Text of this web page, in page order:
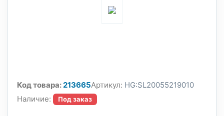
Код товара:213665Артикул: HG:SL20055219010
Наличие:
Под заказ